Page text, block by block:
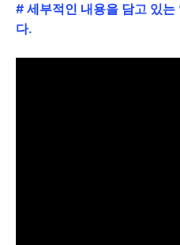
# 세부적인 내용을 담고 있
다.